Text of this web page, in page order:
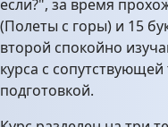
если?", за время
(Полеты с горы) и 15
второй спокойно
курса с
подготовкой.